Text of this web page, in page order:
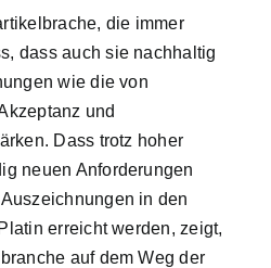
die immer
dass auch sie nachhaltig
wie die von
und
Dass trotz hoher
neuen Anforderungen
in den
erreicht werden, zeigt,
auf dem Weg der